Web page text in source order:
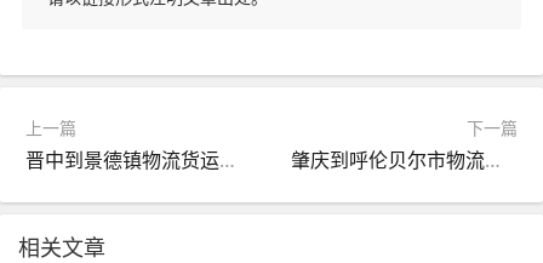
上一篇
晋中到景德镇物流货运价格
下一篇
肇庆到呼伦贝尔市物流货运专线
相关文章